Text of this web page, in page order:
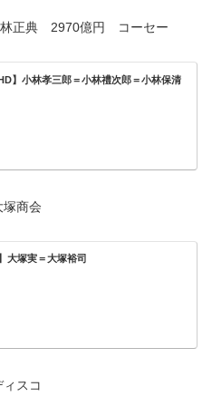
正典 2970億円 コーセー
】小林孝三郎＝小林禮次郎＝小林保清
商会
大塚実＝大塚裕司
スコ